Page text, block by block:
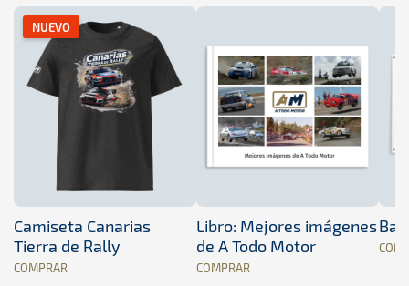
NUEVO
Camiseta Canarias
Tierra de Rally
COMPRAR
Libro: Mejores imágenes
de A Todo Motor
COMPRAR